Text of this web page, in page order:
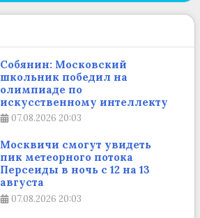
Собянин: Московский
школьник победил на
олимпиаде по
искусственному интеллекту
07.08.2026 20:03
Москвичи смогут увидеть
пик метеорного потока
Персеиды в ночь с 12 на 13
августа
07.08.2026 20:03